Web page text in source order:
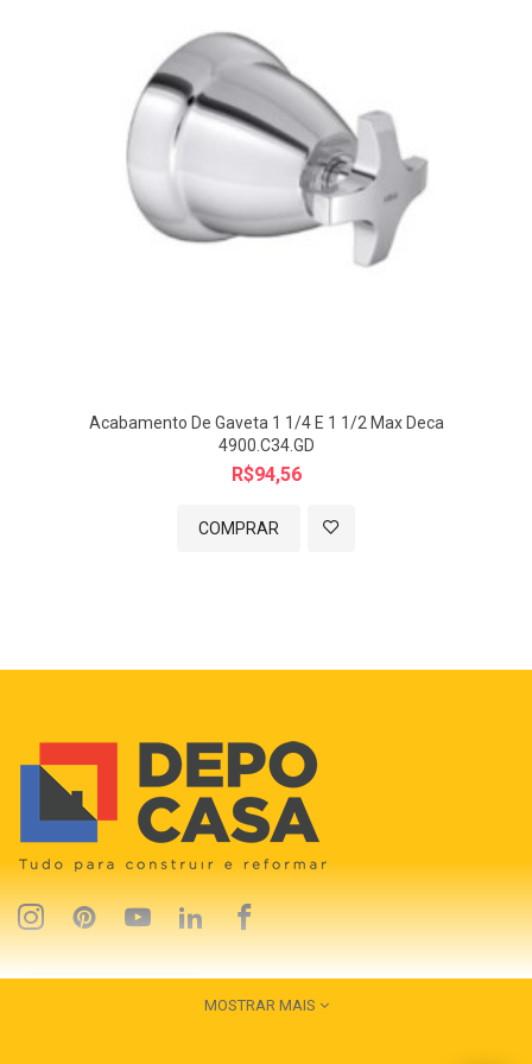
Imagem meramente ilustrativa.
Acabamento De Gaveta 1 1/4 E 1 1/2 Max Deca
4900.C34.GD
R$94,56
COMPRAR
MOSTRAR MAIS